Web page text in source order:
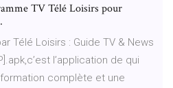
TV Télé Loisirs pour
Télé Loisirs : Guide TV & News
l’application de qui
complète et une